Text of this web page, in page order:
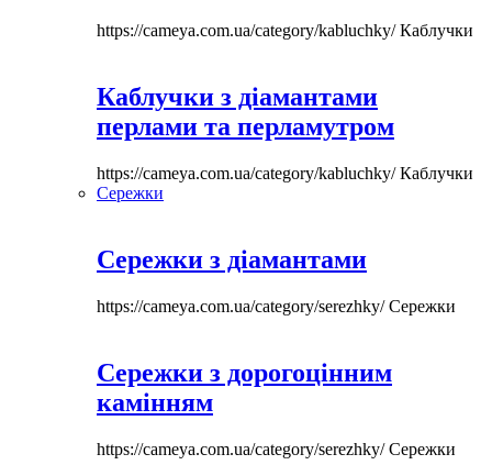
https://cameya.com.ua/category/kabluchky/Каблучки
Каблучки з діамантами
перлами та перламутром
https://cameya.com.ua/category/kabluchky/Каблучки
Сережки
Сережки з діамантами
https://cameya.com.ua/category/serezhky/Сережки
Сережки з дорогоцінним
камінням
https://cameya.com.ua/category/serezhky/Сережки